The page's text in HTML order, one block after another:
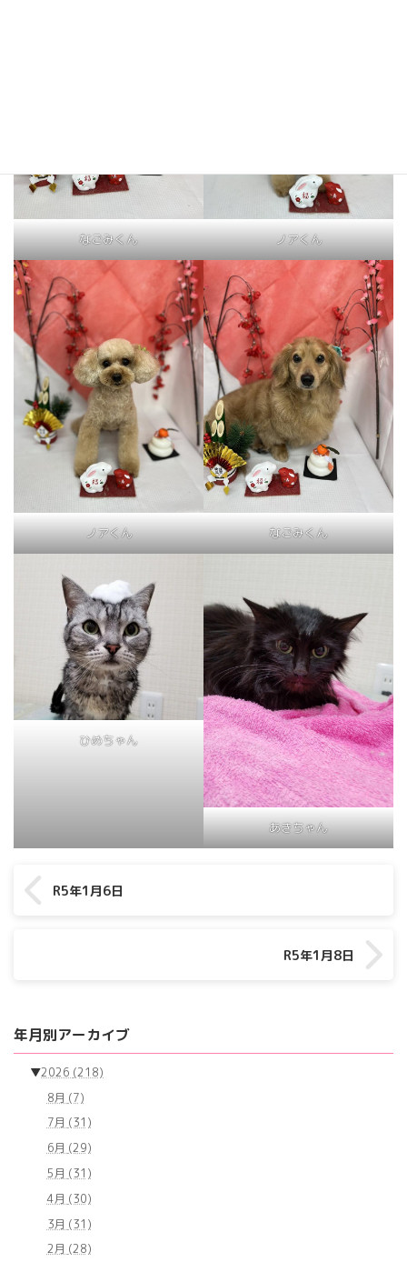
なごみくん ノアくん
ノアくん なごみくん
ひめちゃん
あきちゃん
R5年1月6日
R5年1月8日
年月別アーカイブ
▼2026 (218)
8月 (7)
7月 (31)
6月 (29)
5月 (31)
4月 (30)
3月 (31)
2月 (28)